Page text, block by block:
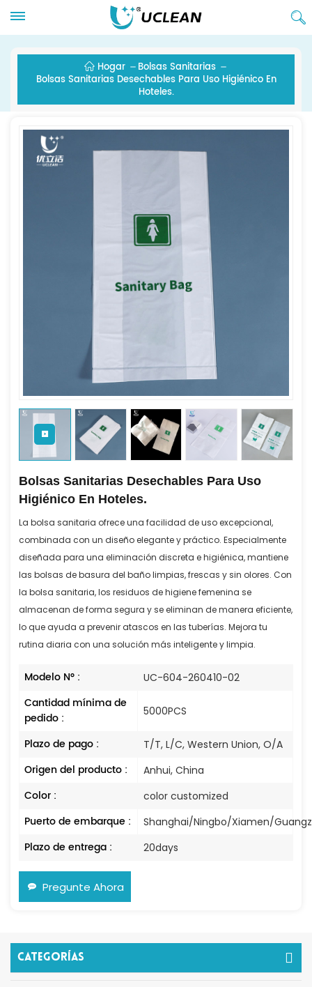
Hogar
Bolsas Sanitarias
Bolsas Sanitarias Desechables Para Uso Higiénico En
Hoteles.
Bolsas Sanitarias Desechables Para Uso
Higiénico En Hoteles.
La bolsa sanitaria ofrece una facilidad de uso excepcional,
combinada con un diseño elegante y práctico. Especialmente
diseñada para una eliminación discreta e higiénica, mantiene
las bolsas de basura del baño limpias, frescas y sin olores. Con
la bolsa sanitaria, los residuos de higiene femenina se
almacenan de forma segura y se eliminan de manera eficiente,
lo que ayuda a prevenir atascos en las tuberías. Mejora tu
rutina diaria con una solución más inteligente y limpia.
Modelo N° : UC-604-260410-02
Cantidad mínima de
pedido :
5000PCS
Plazo de pago : T/T, L/C, Western Union, O/A
Origen del producto : Anhui, China
Color : color customized
Puerto de embarque : Shanghai/Ningbo/Xiamen/
Plazo de entrega : 20days
Pregunte Ahora
Categorías